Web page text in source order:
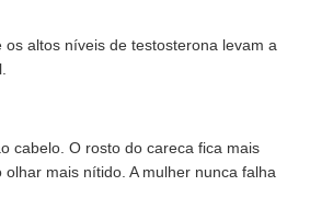
altos níveis de testosterona levam a
cabelo. O rosto do careca fica mais
mais nítido. A mulher nunca falha